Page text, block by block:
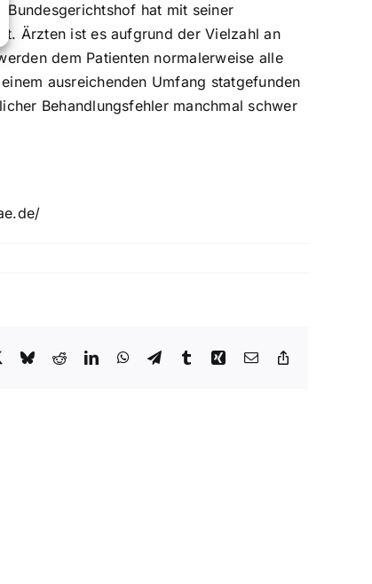
Bundesgerichtshof hat mit seiner
Ärzten ist es aufgrund der Vielzahl an
dem Patienten normalerweise alle
ausreichenden Umfang statgefunden
Behandlungsfehler manchmal schwer
X BlueskyRedditLinkedInWhatsApp
TelegramTumblrXing E-